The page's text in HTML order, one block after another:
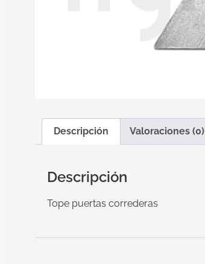
Descripción Valoraciones (0)
Descripción
Tope puertas correderas